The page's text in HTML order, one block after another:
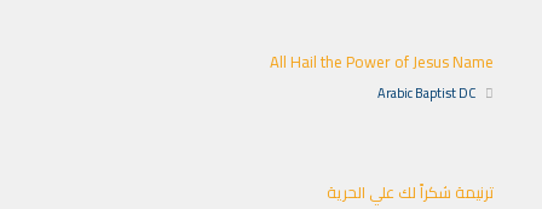
All Hail the Power of Jesus Name
Arabic Baptist DC
ترنيمة شكراً لك علي الحرية